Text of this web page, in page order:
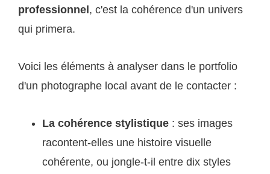
professionnel, c'est la cohérence d'un univers
qui primera.
Voici les éléments à analyser dans le portfolio
d'un photographe local avant de le contacter :
La cohérence stylistique : ses images
racontent-elles une histoire visuelle
cohérente, ou jongle-t-il entre dix styles